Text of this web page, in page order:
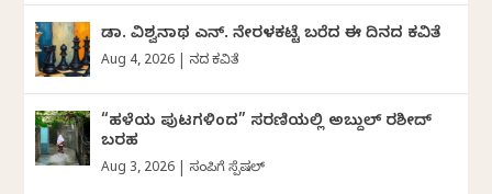
ಡಾ. ವಿಶ್ವನಾಥ ಎನ್.‌ ನೇರಳಕಟ್ಟೆ ಬರೆದ ಈ ದಿನದ ಕವಿತೆ
Aug 4, 2026 ದಿನದ ಕವಿತೆ
“ಹಳೆಯ ಪುಟಗಳಿಂದ” ಸರಣಿಯಲ್ಲಿ ಅಬ್ದುಲ್‌ ರಶೀದ್‌
ಬರಹ
Aug 3, 2026 ಸಂಪಿಗೆ ಸ್ಪೆಷಲ್